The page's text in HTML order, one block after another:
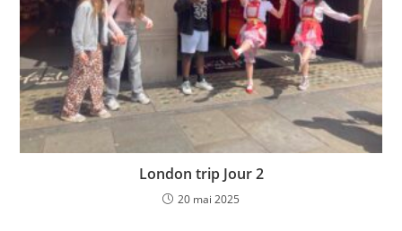
London trip Jour 2
20 mai 2025